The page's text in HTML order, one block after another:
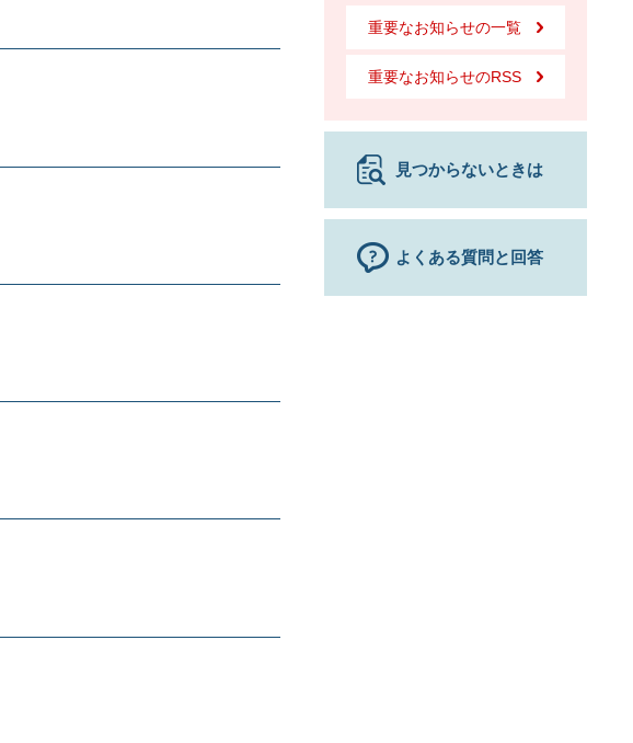
重要なお知らせの一覧
重要なお知らせのRSS
見つからないときは
よくある質問と回答